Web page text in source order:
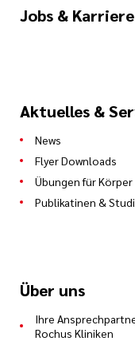
Jobs & Karriere
Aktuelles &
News
Flyer Downloads
Übungen für Körper
Publikatinen &
Über uns
Ihre
Rochus Kliniken